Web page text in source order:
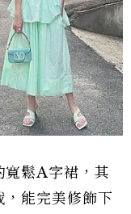
寬鬆A字裙，其
，能完美修飾下